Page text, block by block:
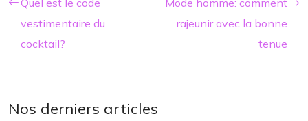
Quel est le code
vestimentaire du
cocktail?
Mode homme: comment
rajeunir avec la bonne
tenue
Nos derniers articles